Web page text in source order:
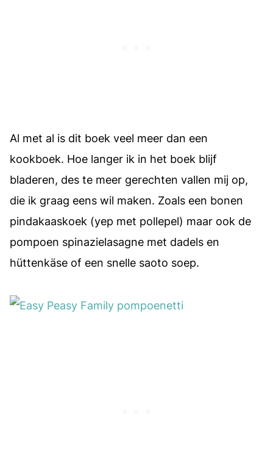
Al met al is dit boek veel meer dan een
kookboek. Hoe langer ik in het boek blijf
bladeren, des te meer gerechten vallen mij op,
die ik graag eens wil maken. Zoals een bonen
pindakaaskoek (yep met pollepel) maar ook de
pompoen spinazielasagne met dadels en
hüttenkäse of een snelle saoto soep.